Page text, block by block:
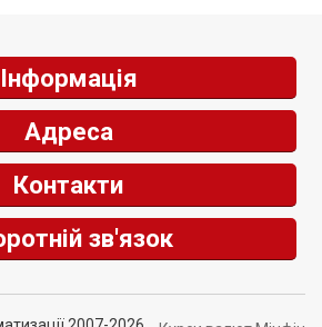
Інформація
Адреса
Контакти
зв'язок